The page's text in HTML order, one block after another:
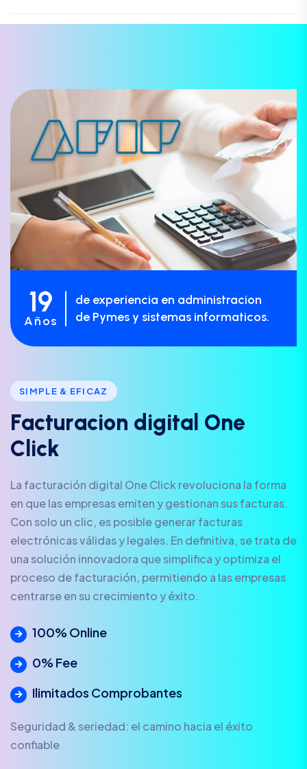
19
Años
de experiencia en administracion
de Pymes y sistemas informaticos.
SIMPLE & EFICAZ
Facturacion d igita One
C ick
La facturación digital One Click revoluciona la forma
en que las empresas emiten y gestionan sus facturas.
Con solo un clic, es posible generar facturas
electrónicas válidas y legales. En definitiva, se trata de
una solución innovadora que simplifica y optimiza el
proceso de facturación, permitiendo a las empresas
centrarse en su crecimiento y éxito.
100% Online
0% Fee
Ilimitados Comprobantes
Seguridad & seriedad: el camino hacia el éxito
confiable